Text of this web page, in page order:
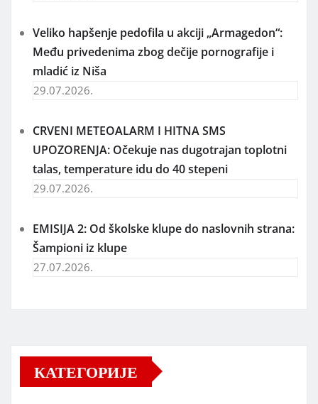
Veliko hapšenje pedofila u akciji „Armagedon“:
Među privedenima zbog dečije pornografije i
mladić iz Niša
29.07.2026.
CRVENI METEOALARM I HITNA SMS
UPOZORENJA: Očekuje nas dugotrajan toplotni
talas, temperature idu do 40 stepeni
29.07.2026.
EMISIJA 2: Od školske klupe do naslovnih strana:
Šampioni iz klupe
27.07.2026.
КАТЕГОРИЈЕ